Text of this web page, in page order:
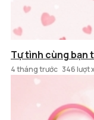
Tự tình cùng bạn
4 tháng trước 346 lượt